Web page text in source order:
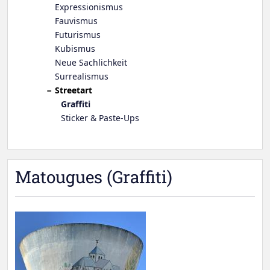
Matougues (Graffiti)
Expressionismus
Fauvismus
Futurismus
Kubismus
Neue Sachlichkeit
Surrealismus
Streetart
Graffiti
Sticker & Paste-Ups